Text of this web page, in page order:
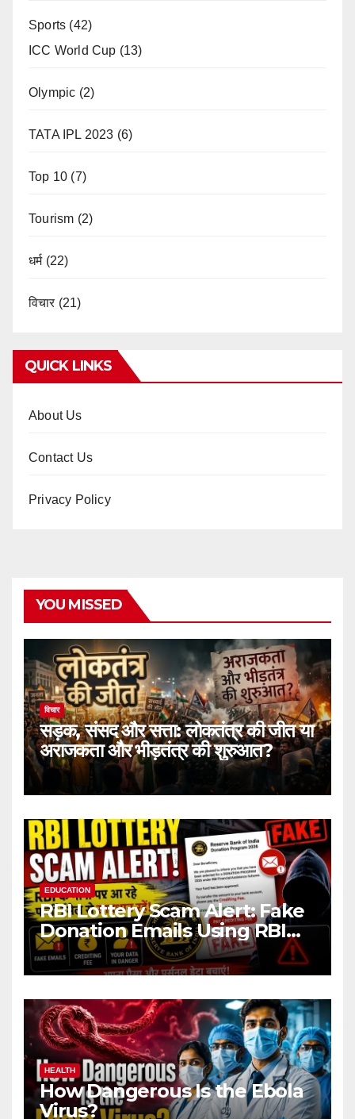
Sports (42)
ICC World Cup (13)
Olympic (2)
TATA IPL 2023 (6)
Top 10 (7)
Tourism (2)
धर्म(22)
विचार (21)
QUICK LINKS
About Us
Contact Us
Privacy Policy
YOU MISSED
विचार
सड़क, संसद और सत्ता: लोकतंत्र की जीत या
अराजकता और भीड़तंत्र की शुरुआत?
EDUCATION
RBI Lottery Scam Alert: Fake
Donation Emails Using RBI
Name Target Indian Users
HEALTH
How Dangerous Is the Ebola
Virus?